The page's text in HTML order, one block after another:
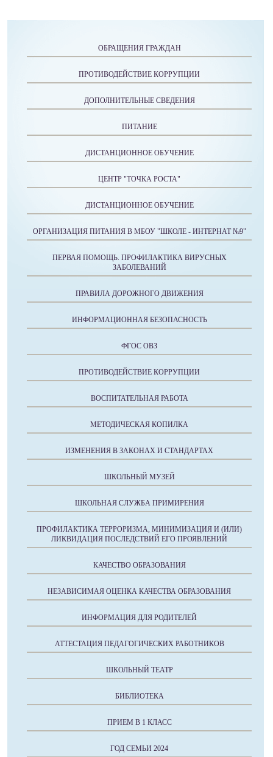
ОБРАЩЕНИЯ ГРАЖДАН
ПРОТИВОДЕЙСТВИЕ КОРРУПЦИИ
ДОПОЛНИТЕЛЬНЫЕ СВЕДЕНИЯ
ПИТАНИЕ
ДИСТАНЦИОННОЕ ОБУЧЕНИЕ
ЦЕНТР "ТОЧКА РОСТА"
ДИСТАНЦИОННОЕ ОБУЧЕНИЕ
ОРГАНИЗАЦИЯ ПИТАНИЯ В МБОУ "ШКОЛЕ - ИНТЕРНАТ №9"
ПЕРВАЯ ПОМОЩЬ. ПРОФИЛАКТИКА ВИРУСНЫХ
ЗАБОЛЕВАНИЙ
ПРАВИЛА ДОРОЖНОГО ДВИЖЕНИЯ
ИНФОРМАЦИОННАЯ БЕЗОПАСНОСТЬ
ФГОС ОВЗ
ПРОТИВОДЕЙСТВИЕ КОРРУПЦИИ
ВОСПИТАТЕЛЬНАЯ РАБОТА
МЕТОДИЧЕСКАЯ КОПИЛКА
ИЗМЕНЕНИЯ В ЗАКОНАХ И СТАНДАРТАХ
ШКОЛЬНЫЙ МУЗЕЙ
ШКОЛЬНАЯ СЛУЖБА ПРИМИРЕНИЯ
ПРОФИЛАКТИКА ТЕРРОРИЗМА, МИНИМИЗАЦИЯ И (ИЛИ)
ЛИКВИДАЦИЯ ПОСЛЕДСТВИЙ ЕГО ПРОЯВЛЕНИЙ
КАЧЕСТВО ОБРАЗОВАНИЯ
НЕЗАВИСИМАЯ ОЦЕНКА КАЧЕСТВА ОБРАЗОВАНИЯ
ИНФОРМАЦИЯ ДЛЯ РОДИТЕЛЕЙ
АТТЕСТАЦИЯ ПЕДАГОГИЧЕСКИХ РАБОТНИКОВ
ШКОЛЬНЫЙ ТЕАТР
БИБЛИОТЕКА
ПРИЕМ В 1 КЛАСС
ГОД СЕМЬИ 2024